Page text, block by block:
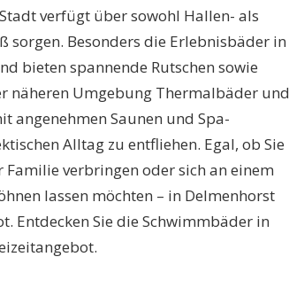
verfügt über sowohl Hallen- als
sorgen. Besonders die Erlebnisbäder in
bieten spannende Rutschen sowie
näheren Umgebung Thermalbäder und
angenehmen Saunen und Spa-
Alltag zu entfliehen. Egal, ob Sie
verbringen oder sich an einem
lassen möchten – in Delmenhorst
Entdecken Sie die Schwimmbäder in